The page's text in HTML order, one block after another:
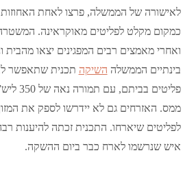
לאישורה של הממשלה, פרצו לאחת האחוזות
כמקום מקלט לפליטים מאוקראינה.
ואחרי מאמצים רבים המפגינים יצאו
בינתיים הממשלה השיקה תכנית שתאפשר
פליטים
ממס. האזרחים גם לא יידרשו לספק את
איש שנרשמו לארח כבר ביום ההשקה.